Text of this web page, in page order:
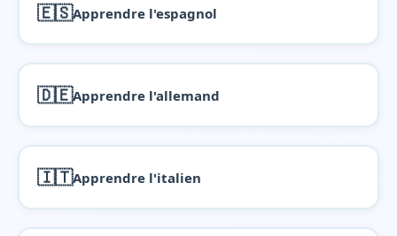
🇪🇸Apprendre l'espagnol
🇩🇪Apprendre l'allemand
🇮🇹Apprendre l'italien